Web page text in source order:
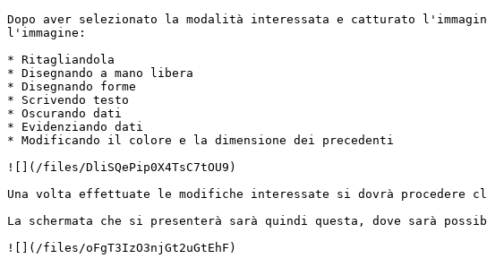
Dopo aver selezionato la modalità interessata e catturato
l'immagine:
* Ritagliandola
* Disegnando a mano libera
* Disegnando forme
* Scrivendo testo
* Oscurando dati
* Evidenziando dati
* Modificando il colore e la dimensione dei precedenti
![](/files/DliSQePip0X4TsC7tOU9)
Una volta effettuate le modifiche interessate si dovrà procedere
La schermata che si presenterà sarà quindi questa, dove sarà
![](/files/oFgT3IzO3njGt2uGtEhF)